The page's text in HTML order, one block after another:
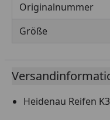
Originalnummer
Größe
Heidenau Reifen